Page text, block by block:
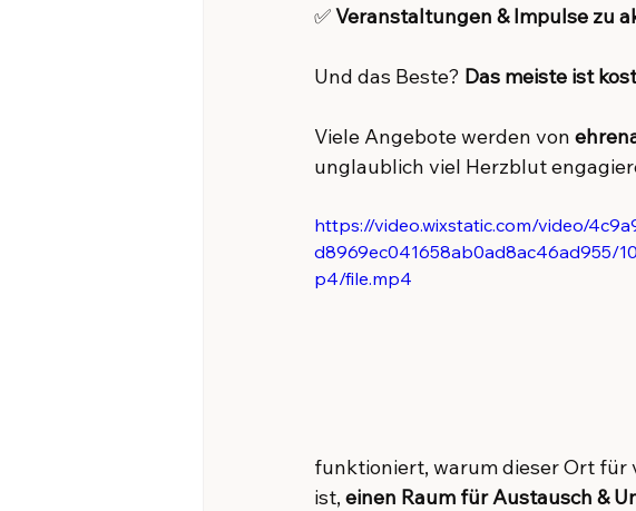
✅ Veranstaltungen & Impulse zu
Und das Beste? Das meiste ist
Viele Angebote werden von
unglaublich viel Herzblut
https://video.wixstatic.com/video/
d8969ec041658ab0ad8ac46ad955/
p4/file.mp4
funktioniert, warum dieser Ort für
ist, einen Raum für Austausch &